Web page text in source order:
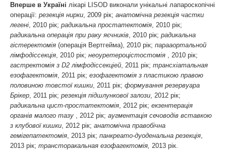
Вперше в Україні лікарі LISOD виконали унікальні лапароскопічні
операції: резекція нирки , 2009 рік; анатомічна резекція частки
легені , 2010 рік; радикальна простатектомія , 2010 рік;
радикальна операція при раку яєчників , 2010 рік; радикальна
гістеректомія (операція Вертгейма), 2010 рік; парааортальной
лімфодіссекція , 2010 рік; неоуретероцістостомія
, 2010 рік;
гастректомія з D2 лімфодіссекціей , 2011 рік; трансхіатальная
езофагектомія , 2011 рік; езофагектомія з пластикою правою
половиною товстої кишки , 2011 рік; формування резервуара
Брікер , 2011 рік; резекція підшлункової залози , 2012 рік;
радикальна цист-простатектомія , 2012 рік; екзентерація
органів малого тазу
, 2012 рік; аугментація сечоводів вставкою
з клубової кишки , 2012 рік; анатомічна правобічна
гемігепатектомія , 2013 рік; панкреато-дуоденальна резекція
2013 рік; трансторакальная езофагектомія, 2013 рік.